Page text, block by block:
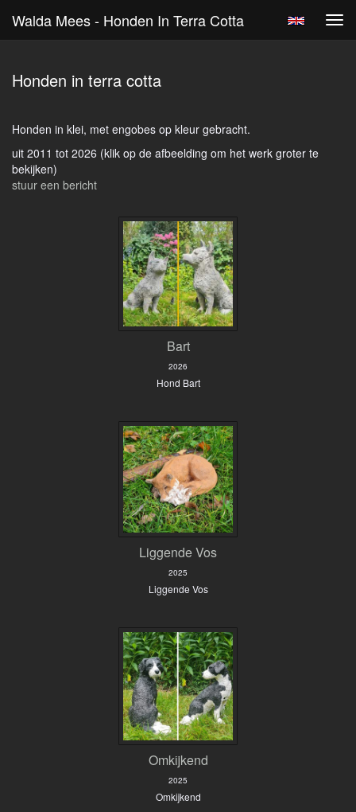
Walda Mees - Honden In Terra Cotta
Honden in terra cotta
Honden in klei, met engobes op kleur gebracht.
uit 2011 tot 2026 (klik op de afbeelding om het werk groter te
bekijken)
stuur een bericht
Bart
2026
Hond Bart
Liggende Vos
2025
Liggende Vos
Omkijkend
2025
Omkijkend